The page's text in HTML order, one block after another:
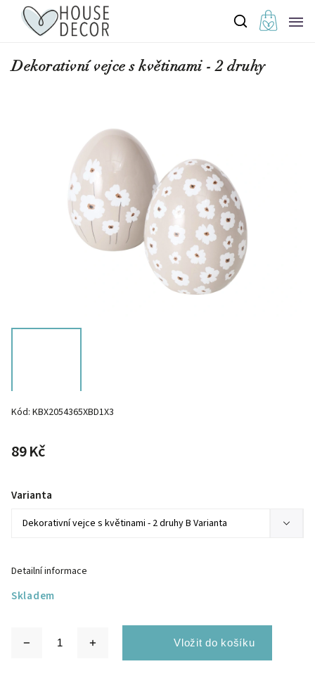
Dekorativní vejce s květinami - 2 druhy
Kód: KBX2054365XBD1X3
89 Kč
Skladem
Varianta
Detailní informace